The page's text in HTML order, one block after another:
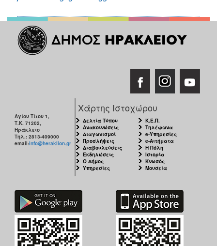
Αγίου Τίτου 1,
Τ.Κ. 71202,
Ηράκλειο
Τηλ.: 2813-409000
email:info@heraklion.gr
Χάρτης Ιστοχώρου
Δελτία Τύπου
Ανακοινώσεις
Διαγωνισμοί
Προσλήψεις
Διαβουλεύσεις
Εκδηλώσεις
Ο Δήμος
Υπηρεσίες
Κ.Ε.Π.
Τηλέφωνα
e-Υπηρεσίες
e-Αιτήματα
Η Πόλη
Ιστορία
Κνωσός
Μουσεία